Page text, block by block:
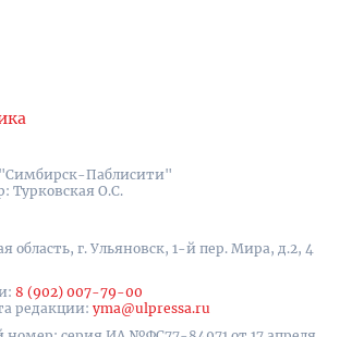
Паблисити"
Турковская О.С.
область, г. Ульяновск, 1-й пер. Мира, д.2, 4
8 (902) 007-79-00
редакции: yma@ulpressa.ru